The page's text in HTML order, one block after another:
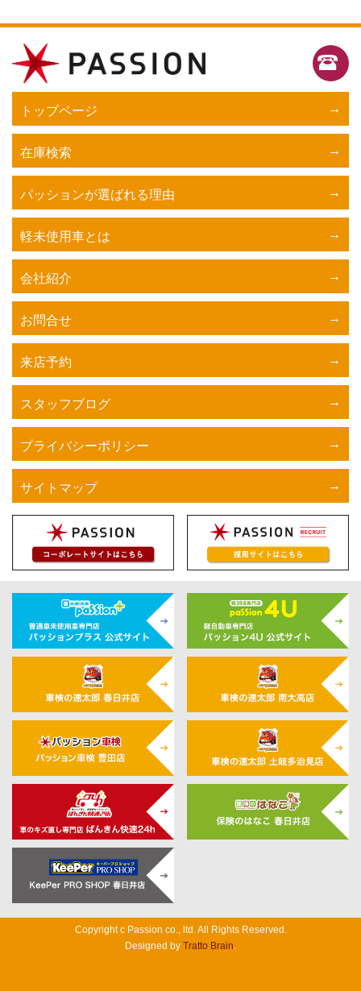
トップページ
在庫検索
パッションが選ばれる理由
軽未使用車とは
会社紹介
お問合せ
来店予約
スタッフブログ
プライバシーポリシー
サイトマップ
Copyright c Passion co., ltd. All Rights Reserved.
Designed by Tratto Brain.